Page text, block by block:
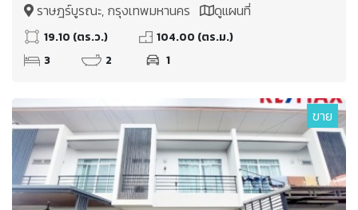
ราษฎร์บูรณะ, กรุงเทพมหานคร
ดูแผนที่
19.10 (ตร.ว.)
104.00 (ตร.ม.)
3
2 1
ขาย